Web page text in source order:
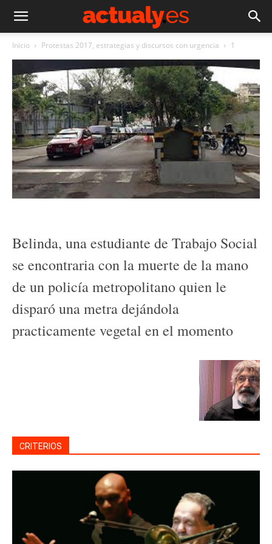
Inicio Protestas 2017, estrategias y discursos con urgencia 1
Belinda, una estudiante de Trabajo Social
se encontraria con la muerte de la mano
de un policía metropolitano quien le
disparó una metra dejándola
practicamente vegetal en el momento
CRITERIOS